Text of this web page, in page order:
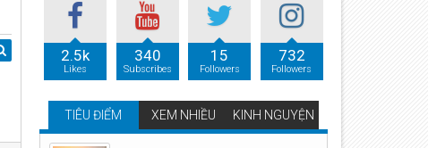
2.5k
Likes
340
Subscribes
15
Followers
732
Followers
TIÊU ĐIỂM XEM NHIỀU KINH NGUYỆN